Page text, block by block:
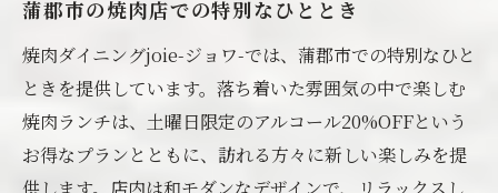
蒲郡市の焼肉店での特別なひととき
焼肉ダイニングjoie-ジョワ-では、蒲郡市での特別なひと
ときを提供しています。落ち着いた雰囲気の中で楽しむ
焼肉ランチは、土曜日限定のアルコール20%OFFという
お得なプランとともに、訪れる方々に新しい楽しみを提